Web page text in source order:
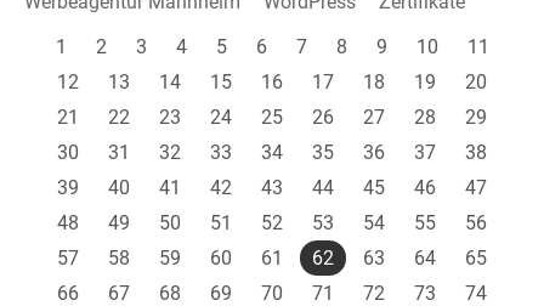
1
2 3 4 5 6 7 8 9 10
11
12
13 14 15 16 17 18 19
20
21
22 23 24 25 26 27 28
29
30
31 32 33 34 35 36 37
38
39
40 41 42 43 44 45 46
47
48
49 50 51 52 53 54 55
56
57
58 59 60 61 62 63 64
65
66
67 68 69 70 71 72 73
74